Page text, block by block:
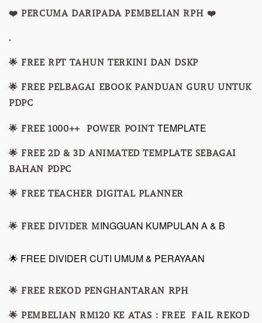
❤️ PERCUMA DARIPADA PEMBELIAN RPH ❤️
.
🌟 FREE RPT TAHUN TERKINI DAN DSKP
🌟 FREE PELBAGAI EBOOK PANDUAN GURU UNTUK
PDPC
🌟 FREE 1000++ POWER POINTTEMPLATE
🌟 FREE 2D & 3D ANIMATED TEMPLATE SEBAGAI
BAHAN PDPC
🌟 FREE TEACHER DIGITAL PLANNER
🌟 FREE DIVIDER MINGGUAN KUMPULAN A & B
🌟 FREE DIVIDER CUTI UMUM & PERAYAAN
🌟 FREE REKOD PENGHANTARAN RPH
🌟 PEMBELIAN RM120 KE ATAS : FREE FAIL REKOD